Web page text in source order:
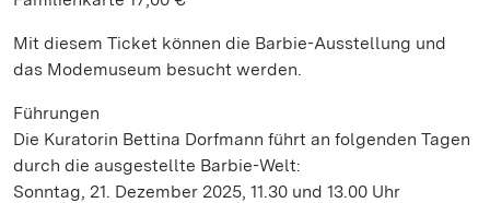
Mit diesem Ticket können die Barbie-Ausstellung und
das Modemuseum besucht werden.
Führungen
Die Kuratorin Bettina Dorfmann führt an folgenden Tagen
durch die ausgestellte Barbie-Welt:
Sonntag, 21. Dezember 2025, 11.30 und 13.00 Uhr